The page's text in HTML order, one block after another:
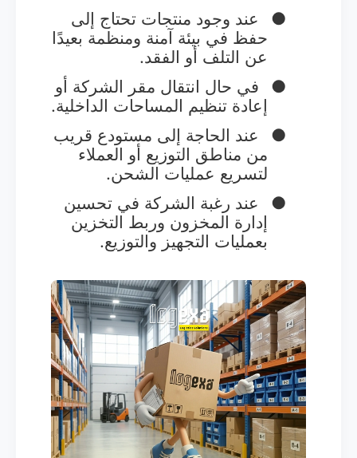
●
عند وجود منتجات تحتاج إلى
حفظ في بيئة آمنة ومنظمة بعيدًا
عن التلف أو الفقد.
●
في حال انتقال مقر الشركة أو
إعادة تنظيم المساحات الداخلية.
●
عند الحاجة إلى مستودع قريب
من مناطق التوزيع أو العملاء
لتسريع عمليات الشحن.
●
عند رغبة الشركة في تحسين
إدارة المخزون وربط التخزين
بعمليات التجهيز والتوزيع.